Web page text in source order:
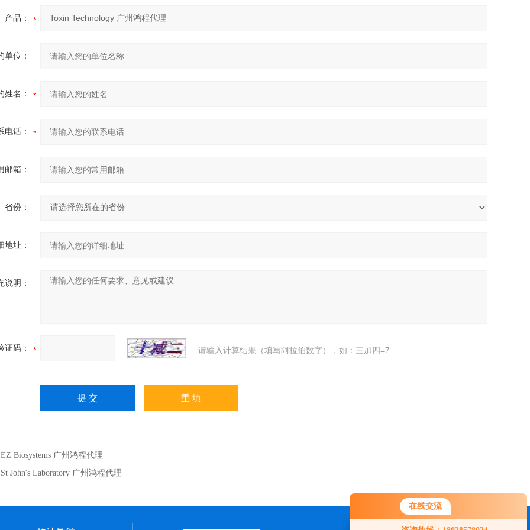
在线交流
产品：
单位：
姓名：
电话：
邮箱：
省份：
地址：
说明：
证码： 请输入计算结果（填写阿拉伯数字），如：三加四=7
EZ Biosystems 广州鸿程代理
St John's Laboratory 广州鸿程代理